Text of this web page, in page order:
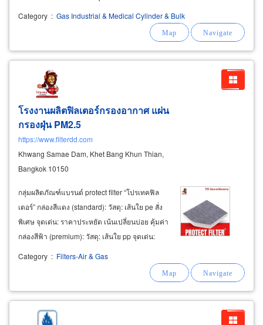
งานที่อับอากาศ (confined space) fixed systems:
ระบบตรวจจับและแจ้งเตือนก๊าซรั่วถาวรสำหรับ
โรงงานและอาคาร
Category : Gas Industrial & Medical Cylinder & Bulk
โรงงานผลิตฟิลเตอร์กรองอากาศ แผ่น
กรองฝุ่น PM2.5
https://www.filterdd.com
Khwang Samae Dam, Khet Bang Khun Thian,
Bangkok 10150
กลุ่มผลิตภัณฑ์แบรนด์ protect filter “โปรเทคฟิล
เตอร์” กล่องสีแดง (standard): วัสดุ: เส้นใย pe สั่ง
พิเศษ จุดเด่น: ราคาประหยัด เน้นเปลี่ยนบ่อย คุ้มค่า
กล่องสีฟ้า (premium): วัสดุ: เส้นใย pp จุดเด่น:
Category : Filters-Air & Gas